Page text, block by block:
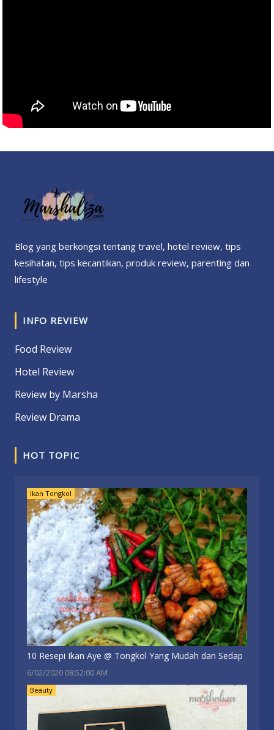
Blog yang berkongsi tentang travel, hotel review, tips
kesihatan, tips kecantikan, produk review, parenting dan
lifestyle
INFO REVIEW
Food Review
Hotel Review
Review by Marsha
Review Drama
HOT TOPIC
Ikan Tongkol
10 Resepi Ikan Aye @ Tongkol Yang Mudah dan Sedap
6/02/2020 08:52:00 AM
Beauty